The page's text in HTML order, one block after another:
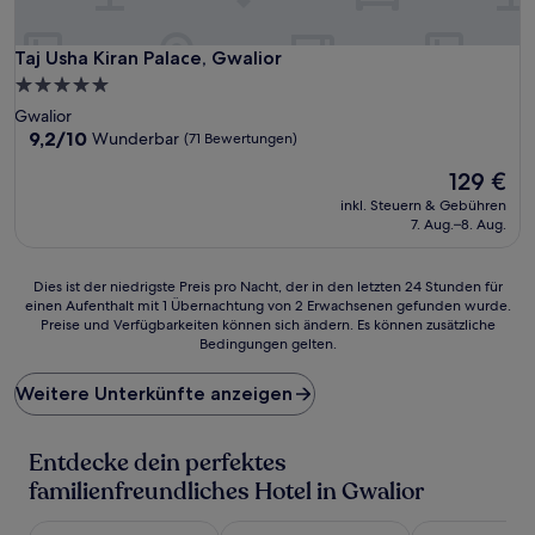
Taj Usha Kiran Palace, Gwalior
Taj Usha Kiran Palace, Gwalior
5.0-
Sterne-
Unterkunft
Gwalior
9.2
9,2/10 Wunderbar (71 Bewertungen)
Der
Preis
beträgt
129 €
inkl. Steuern & Gebühren
7. Aug.–8. Aug.
Dies
ist
Preis
pro
Nacht,
den
letzten
Dies ist der niedrigste Preis pro Nacht, der in den letzten 24 Stunden für
einen Aufenthalt mit 1 Übernachtung von 2 Erwachsenen gefunden wurde.
Preise und Verfügbarkeiten können sich ändern. Es können zusätzliche
Bedingungen gelten.
Weitere Unterkünfte anzeigen
Entdecke dein perfektes
familienfreundliches Hotel in Gwalior